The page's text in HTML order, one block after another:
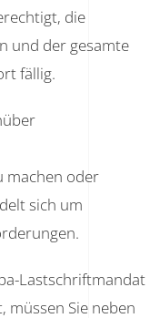
die
und der gesamte
fällig.
machen oder
sich um
Lastschriftmandat
müssen Sie neben